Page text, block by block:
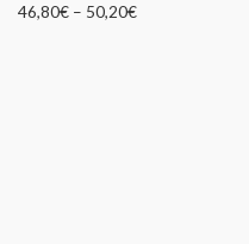
46,80€ – 50,20€